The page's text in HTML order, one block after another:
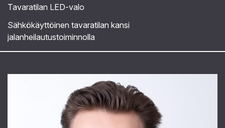
Tavaratilan LED-valo
Sähkökäyttöinen tavaratilan kansi
jalanheilautustoiminnolla